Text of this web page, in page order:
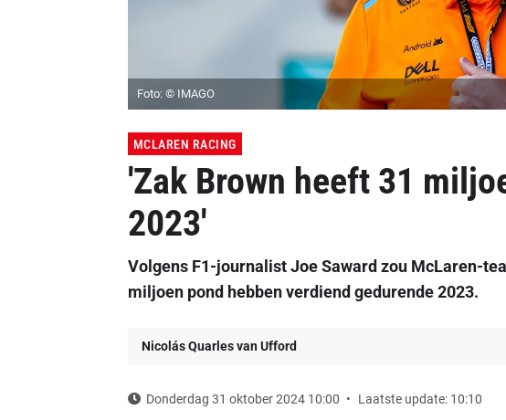
Foto: © IMAGO
MCLAREN RACING
'Zak Brown heeft 31
2023'
Volgens F1-journalist Joe Saward zou McLaren-
miljoen pond hebben verdiend gedurende 2023.
Nicolás Quarles van Ufford
Donderdag 31 oktober 2024 10:00 Laatste update: 10:10